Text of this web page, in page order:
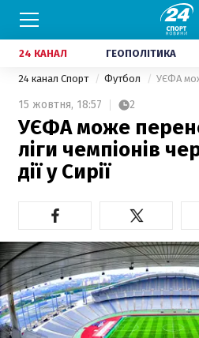
24 КАНАЛ ГЕОПОЛІТИКА
24 канал Спорт Футбол
15 жовтня, 18:57 2
УЄФА може
ліги чемпіонів
дії у Сирії